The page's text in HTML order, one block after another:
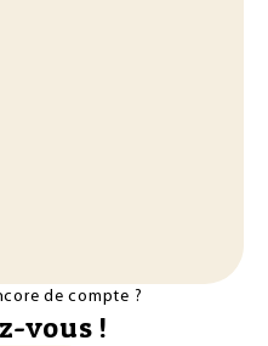
de compte ?
vous !